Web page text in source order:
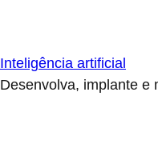
Inteligência artificial
Desenvolva, implante e